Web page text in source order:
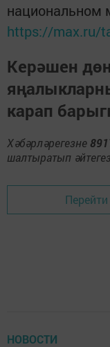
национальном
https://max.ru/
Керәшен
карап
Хәбәрләрегезне
шалтыратып
НОВОСТИ